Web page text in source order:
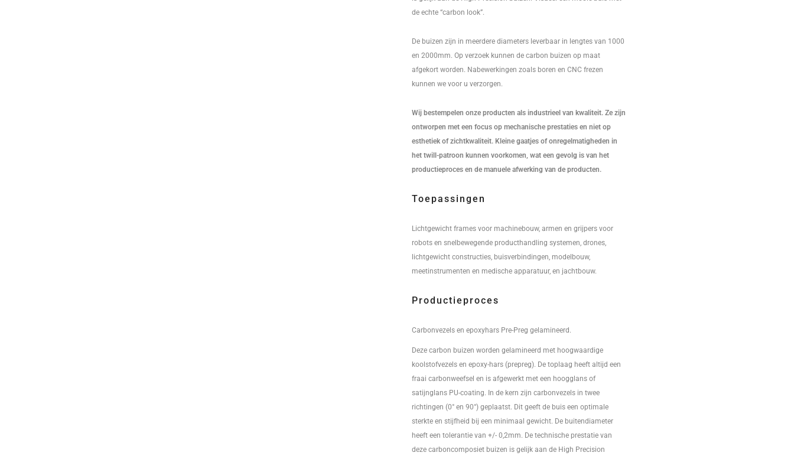
de echte “carbon look”.
De buizen zijn in meerdere diameters leverbaar in lengtes van 1000
en 2000mm. Op verzoek kunnen de carbon buizen op maat
afgekort worden. Nabewerkingen zoals boren en CNC frezen
kunnen we voor u verzorgen.
Wij bestempelen onze producten als industrieel van kwaliteit. Ze zijn
ontworpen met een focus op mechanische prestaties en niet op
esthetiek of zichtkwaliteit. Kleine gaatjes of onregelmatigheden in
het twill-patroon kunnen voorkomen, wat een gevolg is van het
productieproces en de manuele afwerking van de producten.
Toepassingen
Lichtgewicht frames voor machinebouw, armen en grijpers voor
robots en snelbewegende producthandling systemen, drones,
lichtgewicht constructies, buisverbindingen, modelbouw,
meetinstrumenten en medische apparatuur, en jachtbouw.
Productieproces
Carbonvezels en epoxyhars Pre-Preg gelamineerd.
Deze carbon buizen worden gelamineerd met hoogwaardige
koolstofvezels en epoxy-hars (prepreg). De toplaag heeft altijd een
fraai carbonweefsel en is afgewerkt met een hoogglans of
satijnglans PU-coating. In de kern zijn carbonvezels in twee
richtingen (0° en 90°) geplaatst. Dit geeft de buis een optimale
sterkte en stijfheid bij een minimaal gewicht. De buitendiameter
heeft een tolerantie van +/- 0,2mm. De technische prestatie van
deze carboncomposiet buizen is gelijk aan de High Precision